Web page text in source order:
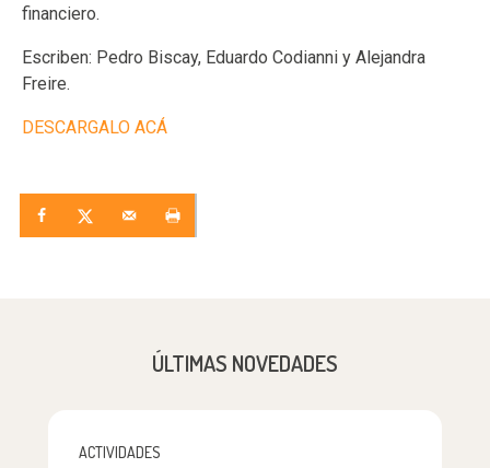
financiero.
Escriben: Pedro Biscay, Eduardo Codianni y Alejandra
Freire.
DESCARGALO ACÁ
ÚLTIMAS NOVEDADES
ACTIVIDADES